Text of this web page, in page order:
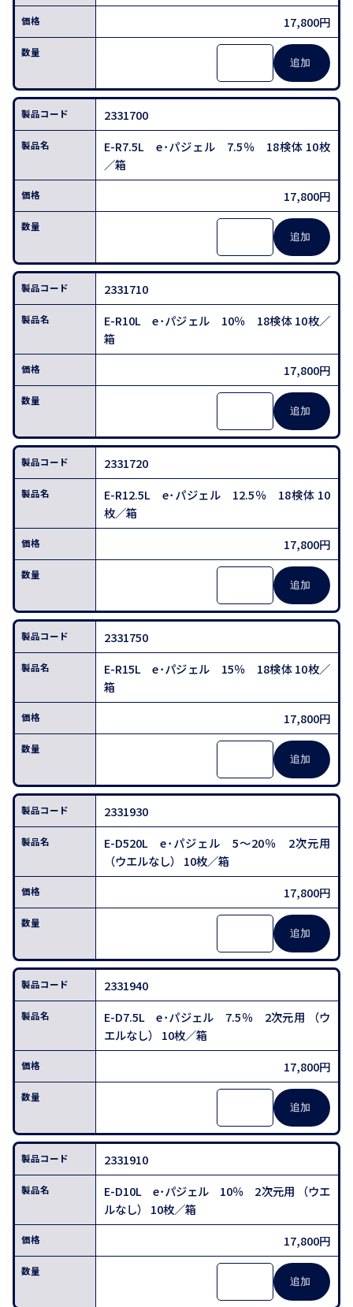
17,800円
2331700
E-R7.5L e･パジェル 7.5％ 18検体 10枚
／箱
17,800円
2331710
E-R10L e･パジェル 10％ 18検体 10枚／
箱
17,800円
2331720
E-R12.5L e･パジェル 12.5％ 18検体 10
枚／箱
17,800円
2331750
E-R15L e･パジェル 15％ 18検体 10枚／
箱
17,800円
2331930
E-D520L e･パジェル 5～20％ 2次元用
（ウエルなし） 10枚／箱
17,800円
2331940
E-D7.5L e･パジェル 7.5％ 2次元用 （ウ
エルなし） 10枚／箱
17,800円
2331910
E-D10L e･パジェル 10％ 2次元用 （ウエ
ルなし） 10枚／箱
17,800円